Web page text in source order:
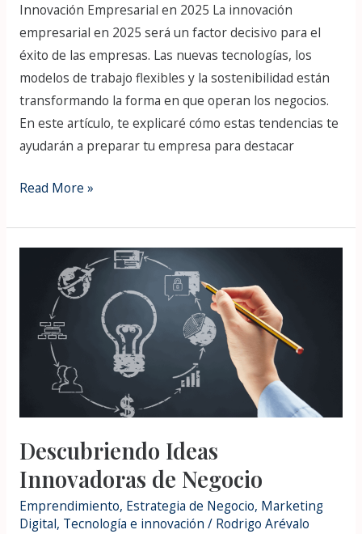
Innovación Empresarial en 2025 La innovación
empresarial en 2025 será un factor decisivo para el
éxito de las empresas. Las nuevas tecnologías, los
modelos de trabajo flexibles y la sostenibilidad están
transformando la forma en que operan los negocios.
En este artículo, te explicaré cómo estas tendencias te
ayudarán a preparar tu empresa para destacar
Read More »
Descubriendo Ideas
Innovadoras de Negocio
Emprendimiento, Estrategia de Negocio, Marketing
Digital, Tecnología e innovación / Rodrigo Arévalo
Descubriendo
Innovadoras
Negocio